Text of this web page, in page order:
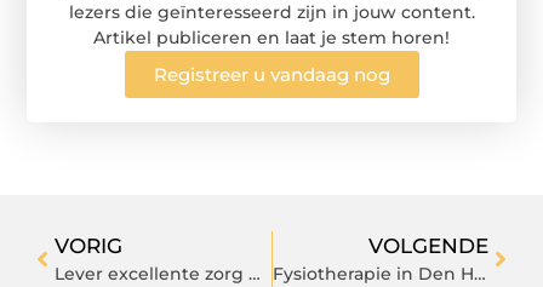
lezers die geïnteresseerd zijn in jouw content.
Artikel publiceren en laat je stem horen!
Registreer u vandaag nog
VORIG
Lever excellente zorg met medische alarmering
VOLGENDE
Fysiotherapie in Den Haag om van al uw rugklachten af te komen